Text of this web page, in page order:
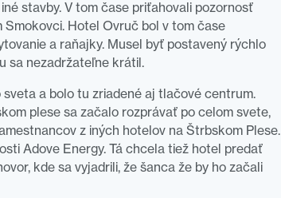
stavby. V tom čase priťahovali pozornosť
Smokovci. Hotel Ovruč bol v tom čase
a raňajky. Musel byť postavený rýchlo
sa nezadržateľne krátil.
a bolo tu zriadené aj tlačové centrum.
plese sa začalo rozprávať po celom svete,
z iných hotelov na Štrbskom Plese.
Adove Energy. Tá chcela tiež hotel predať
kde sa vyjadrili, že šanca že by ho začali